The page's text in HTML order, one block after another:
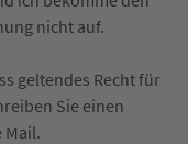
nicht auf.
geltendes Recht für
Sie einen
Mail.